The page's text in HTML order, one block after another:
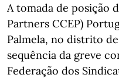
A tomada de posição
Partners CCEP)
Palmela, no distrito
sequência da greve
Federação dos